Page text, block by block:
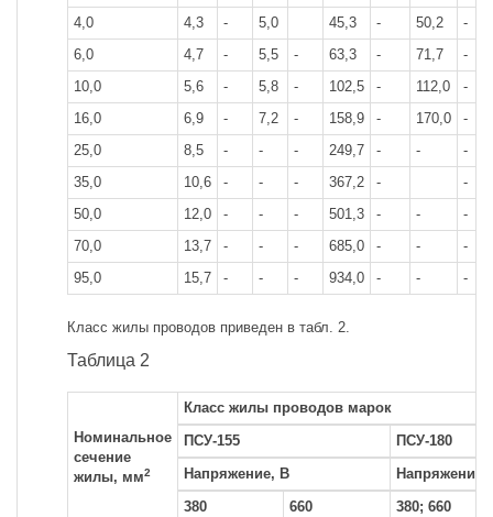
4,0
4,3 - 5,0 45,3 - 50,2
-
6,0
4,7 - 5,5 - 63,3 - 71,7
-
10,0
5,6 - 5,8 - 102,5 - 112,0
-
16,0
6,9 - 7,2 - 158,9 - 170,0
-
25,0
8,5 - - - 249,7 - -
-
35,0
10,6 - - - 367,2 -
-
50,0
12,0 - - - 501,3 - -
-
70,0
13,7 - - - 685,0 - -
-
95,0
15,7 - - - 934,0 - - -
Класс жилы проводов приведен в табл. 2.
Таблица 2
Номинальное
сечение
жилы, мм2
Класс жилы проводов марок
ПСУ-155
ПСУ-180
Напряжение, В
Напряжение,
380
660
380; 660